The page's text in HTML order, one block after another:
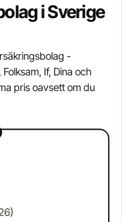
i Sverige
-
If, Dina och
pris oavsett om du